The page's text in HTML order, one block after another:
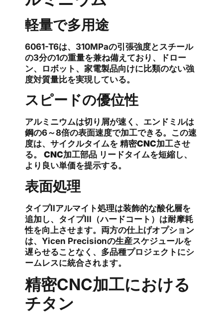
軽量で多用途
6061-T6は、310MPaの引張強度とスチール
の3分の1の重量を兼ね備えており、ドロー
ン、ロボット、家電製品向けに比類のない強
度対質量比を実現している。
スピードの優位性
アルミニウムは切り屑が速く、エンドミルは
鋼の6～8倍の表面速度で加工できる。この速
度は、サイクルタイムを 精密CNC加工させ
る。 CNC加工部品 リードタイムを短縮し、
より良い単価を提示する。
表面処理
タイプIIアルマイト処理は装飾的な酸化層を
追加し、タイプIII（ハードコート）は耐摩耗
性を向上させます。両方の仕上げオプション
は、Yicen Precisionの生産スケジュールを
遅らせることなく、多品種プロジェクトにシ
ームレスに統合されます。
精密CNC加工における
チタン